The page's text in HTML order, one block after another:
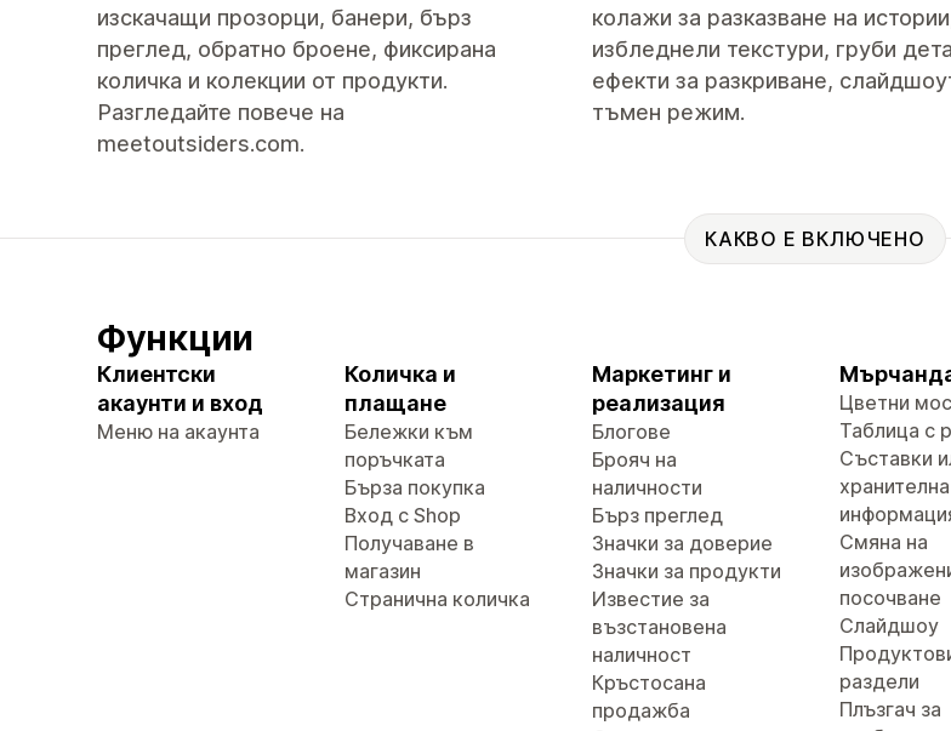
изскачащи прозорци, банери, бърз
преглед, обратно броене, фиксирана
количка и колекции от продукти.
Разгледайте повече на
meetoutsiders.com.
колажи за разказване на
избледнели текстури, груби
ефекти за разкриване,
тъмен режим.
КАКВО Е ВКЛЮЧЕНО
Функции
Клиентски
акаунти и вход
Меню на акаунта
Количка и
плащане
Бележки към
поръчката
Бърза покупка
Вход с Shop
Получаване в
магазин
Странична количка
Маркетинг и
реализация
Блогове
Брояч на
наличности
Бърз преглед
Значки за доверие
Значки за продукти
Известие за
възстановена
наличност
Кръстосана
продажба
Цветни
Таблица с
Съставки
хранителна
Смяна на
посочване
Слайдшоу
раздели
Плъзгач за